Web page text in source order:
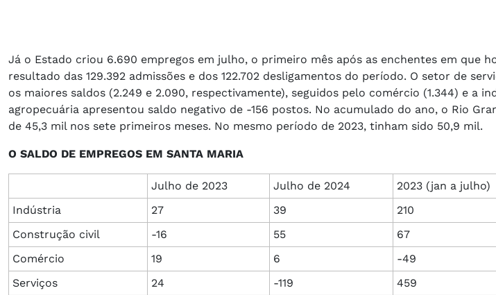
Já o Estado criou 6.690 empregos em julho, o primeiro mês após as enchentes em que
resultado das 129.392 admissões e dos 122.702 desligamentos do período. O setor de
os maiores saldos (2.249 e 2.090, respectivamente), seguidos pelo comércio (1.344) e a
agropecuária apresentou saldo negativo de -156 postos. No acumulado do ano, o Rio
de 45,3 mil nos sete primeiros meses. No mesmo período de 2023, tinham sido 50,9 mil.
O SALDO DE EMPREGOS EM SANTA MARIA
Julho de 2023 Julho de 2024 2023 (jan a julho)
Indústria
27 39 210
Construção civil
-16 55 67
Comércio
19 6 -49
Serviços
24 -119 459